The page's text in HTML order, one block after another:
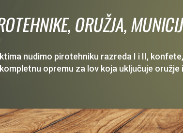
ORUŽJA,
nudimo pirotehniku razreda I i II,
opremu za lov koja uključuje oružje